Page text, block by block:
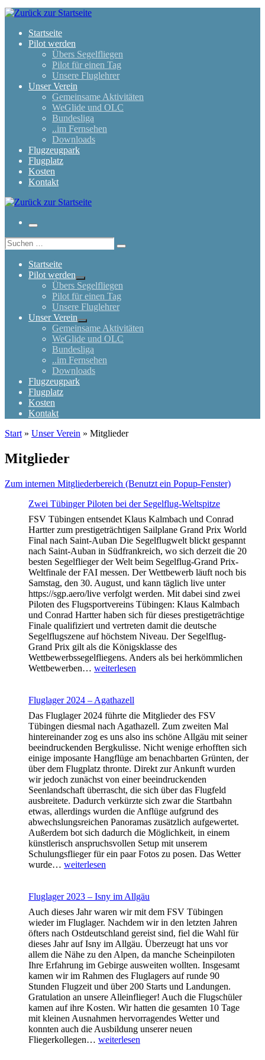
Zum
Inhalt
springenStartseite
Pilot werden
Übers Segelfliegen
Pilot für einen Tag
Unsere Fluglehrer
Unser Verein
Gemeinsame Aktivitäten
WeGlide und OLC
Bundesliga
..im Fernsehen
Downloads
Flugzeugpark
Flugplatz
Kosten
Kontakt
Menü
Suche
Suchen …
Startseite
Pilot werden
Übers Segelfliegen
Pilot für einen Tag
Unsere Fluglehrer
Unser Verein
Gemeinsame Aktivitäten
WeGlide und OLC
Bundesliga
..im Fernsehen
Downloads
Flugzeugpark
Flugplatz
Kosten
Kontakt
Start » Unser Verein » Mitglieder
Mitglieder
Zum internen Mitgliederbereich (Benutzt ein Popup-Fenster)
Zwei Tübinger Piloten bei der Segelflug-Weltspitze
FSV Tübingen entsendet Klaus Kalmbach und Conrad
Hartter zum prestigeträchtigen Sailplane Grand Prix World
Final nach Saint-Auban Die Segelflugwelt blickt gespannt
nach Saint-Auban in Südfrankreich, wo sich derzeit die 20
besten Segelflieger der Welt beim Segelflug-Grand Prix-
Weltfinale der FAI messen. Der Wettbewerb läuft noch bis
Samstag, den 30. August, und kann täglich live unter
https://sgp.aero/live verfolgt werden. Mit dabei sind zwei
Piloten des Flugsportvereins Tübingen: Klaus Kalmbach
und Conrad Hartter haben sich für dieses prestigeträchtige
Finale qualifiziert und vertreten damit die deutsche
Segelflugszene auf höchstem Niveau. Der Segelflug-
Grand Prix gilt als die Königsklasse des
Wettbewerbssegelfliegens. Anders als bei herkömmlichen
Wettbewerben… Zwei
bei
der
Segelflug-
Weltspitze
weiterlesen
Fluglager 2024 – Agathazell
Das Fluglager 2024 führte die Mitglieder des FSV
Tübingen diesmal nach Agathazell. Zum zweiten Mal
hintereinander zog es uns also ins schöne Allgäu mit seiner
beeindruckenden Bergkulisse. Nicht wenige erhofften sich
einige imposante Hangflüge am benachbarten Grünten, der
über dem Flugplatz thronte. Direkt zur Ankunft wurden
wir jedoch zunächst von einer beeindruckenden
Seenlandschaft überrascht, die sich über das Flugfeld
ausbreitete. Dadurch verkürzte sich zwar die Startbahn
etwas, allerdings wurden die Anflüge aufgrund des
abwechslungsreichen Panoramas zusätzlich aufgewertet.
Außerdem bot sich dadurch die Möglichkeit, in einem
künstlerisch anspruchsvollen Setup mit unserem
Schulungsflieger für ein paar Fotos zu posen. Das Wetter
wurde… Fluglager
Agathazell
weiterlesen
Fluglager 2023 – Isny im Allgäu
Auch dieses Jahr waren wir mit dem FSV Tübingen
wieder im Fluglager. Nachdem wir in den letzten Jahren
öfters nach Ostdeutschland gereist sind, fiel die Wahl für
dieses Jahr auf Isny im Allgäu. Überzeugt hat uns vor
allem die Nähe zu den Alpen, da manche Scheinpiloten
Ihre Erfahrung im Gebirge ausweiten wollten. Insgesamt
kamen wir im Rahmen des Fluglagers auf runde 90
Stunden Flugzeit und über 200 Starts und Landungen.
Gratulation an unsere Alleinflieger! Auch die Flugschüler
kamen auf ihre Kosten. Wir hatten die gesamten 10 Tage
mit kleinen Ausnahmen hervorragendes Wetter und
konnten auch die Ausbildung unserer neuen
Fliegerkollegen… Fluglager
weiterlesen